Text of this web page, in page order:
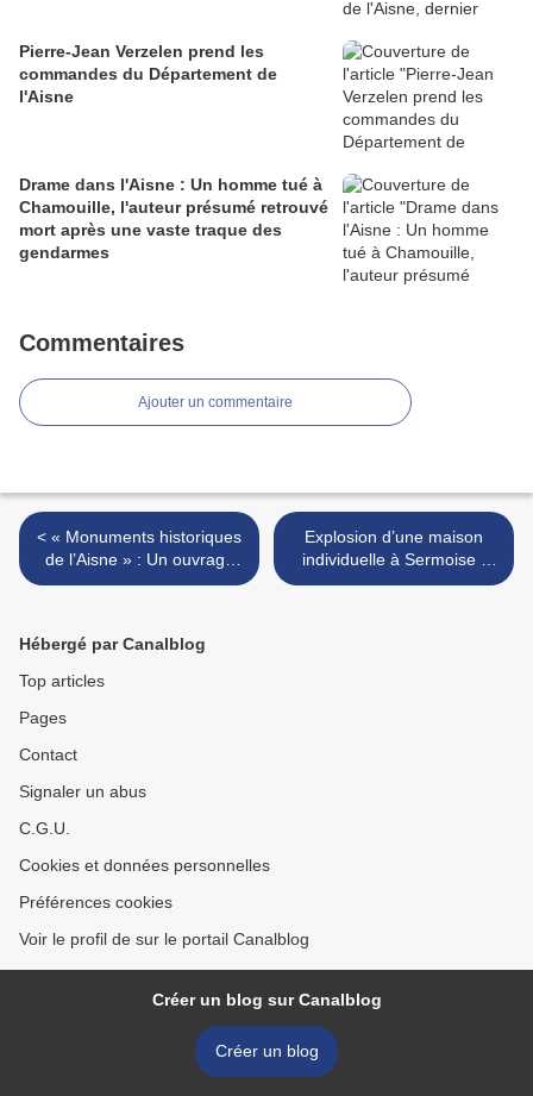
Pierre-Jean Verzelen prend les
commandes du Département de
l'Aisne
Drame dans l'Aisne : Un homme tué à
Chamouille, l'auteur présumé retrouvé
mort après une vaste traque des
gendarmes
Commentaires
Ajouter un commentaire
< « Monuments historiques
de l’Aisne » : Un ouvrage
exceptionnel pour célébrer
Explosion d’une maison
individuelle à Sermoise :
Une femme blessée, un
Hébergé par Canalblog
Top articles
Pages
Contact
Signaler un abus
C.G.U.
Cookies et données personnelles
Préférences cookies
Voir le profil de sur le portail Canalblog
Créer un blog sur Canalblog
Créer un blog